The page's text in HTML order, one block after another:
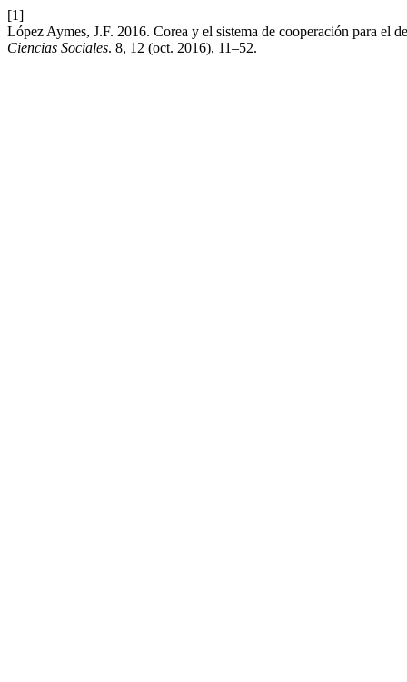
[1]
López Aymes, J.F. 2016. Corea y el sistema de cooperación para el
Ciencias Sociales. 8, 12 (oct. 2016), 11–52.